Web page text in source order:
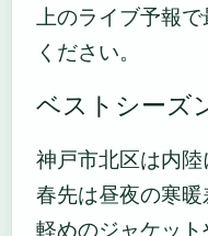
上のライブ予報
ください。
ベストシーズ
神戸市北区は内陸
春先は昼夜の寒暖
軽めのジャケッ